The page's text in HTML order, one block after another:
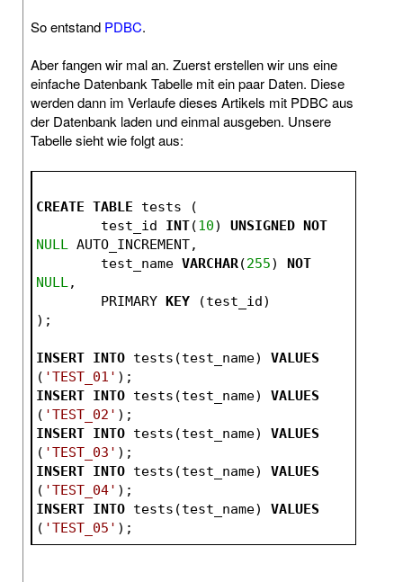
So entstand PDBC.
Aber fangen wir mal an. Zuerst erstellen wir uns eine
einfache Datenbank Tabelle mit ein paar Daten. Diese
werden dann im Verlaufe dieses Artikels mit PDBC aus
der Datenbank laden und einmal ausgeben. Unsere
Tabelle sieht wie folgt aus:
CREATE TABLE tests (
	test_id
INT(10) UNSIGNED NOT
NULL AUTO_INCREMENT,
	test_name
VARCHAR(255) NOT
NULL,
	PRIMARY
KEY (test_id)
);
INSERT INTO tests(test_name) VALUES
( 'TEST_01' );
INSERT INTO tests(test_name) VALUES
( 'TEST_02' );
INSERT INTO tests(test_name) VALUES
( 'TEST_03' );
INSERT INTO tests(test_name) VALUES
( 'TEST_04' );
INSERT INTO tests(test_name) VALUES
( 'TEST_05' );